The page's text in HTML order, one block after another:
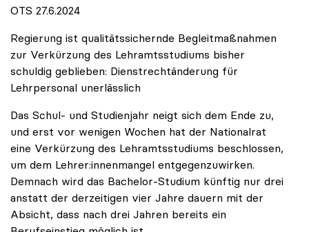
OTS 27.6.2024
Regierung ist qualitätssichernde Begleitmaßnahmen
zur Verkürzung des Lehramtsstudiums bisher
schuldig geblieben: Dienstrechtänderung für
Lehrpersonal unerlässlich
Das Schul- und Studienjahr neigt sich dem Ende zu,
und erst vor wenigen Wochen hat der Nationalrat
eine Verkürzung des Lehramtsstudiums beschlossen,
um dem Lehrer:innenmangel entgegenzuwirken.
Demnach wird das Bachelor-Studium künftig nur drei
anstatt der derzeitigen vier Jahre dauern mit der
Absicht, dass nach drei Jahren bereits ein